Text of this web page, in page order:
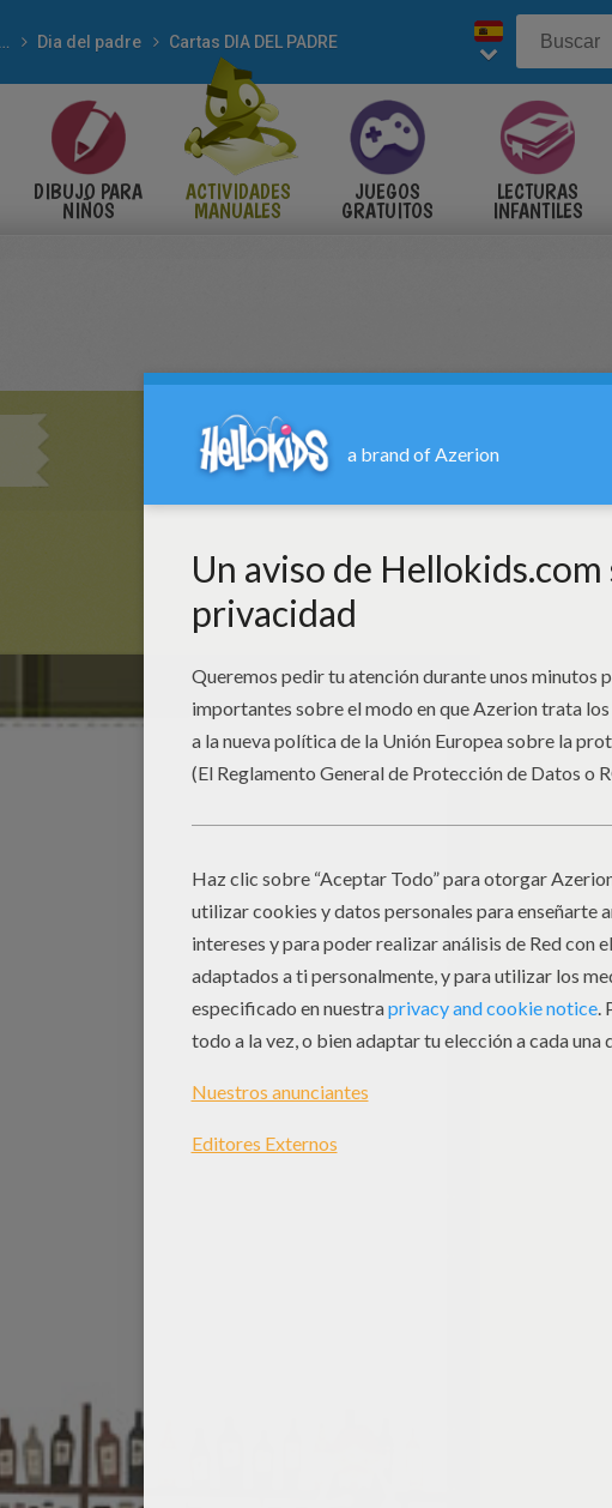
Dia del padre Cartas DIA DEL PADRE
DIBUJO PARA
NIÑOS
ACTIVIDADES
MANUALES
JUEGOS
GRATUITOS
LECTURAS
INFANTILES